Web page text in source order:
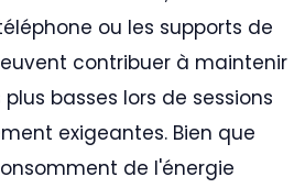
ou les supports de
contribuer à maintenir
basses lors de sessions
exigeantes. Bien que
de l'énergie